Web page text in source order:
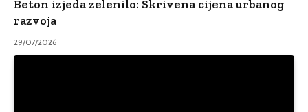
Beton izjeda zelenilo: Skrivena cijena urbanog
razvoja
29/07/2026